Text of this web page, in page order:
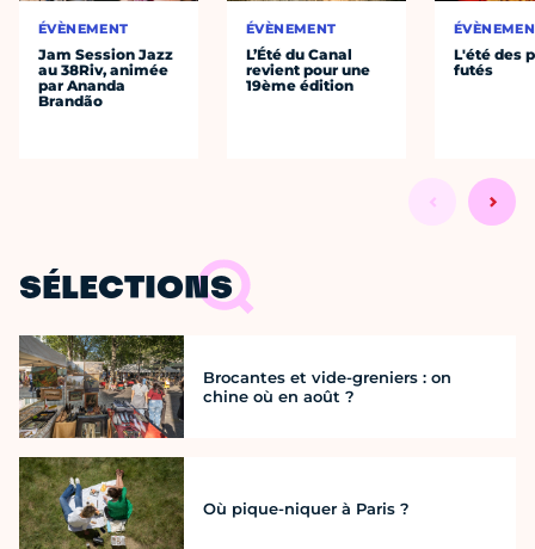
ÉVÈNEMENT
Jam Session Jazz
au 38Riv, animée
par Ananda
Brandão
ÉVÈNEMENT
L’Été du Canal
revient pour une
19ème édition
L'été des
futés
SÉLECTIONS
Brocantes et vide-greniers : on
chine où en août ?
Où pique-niquer à Paris ?